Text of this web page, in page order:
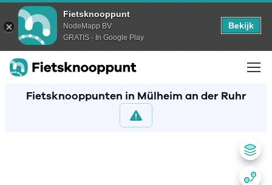
Fietsknooppunt
NodeMapp BV
GRATIS - In Google Play
Bekijk
Fietsknooppunten in Mülheim an der Ruhr